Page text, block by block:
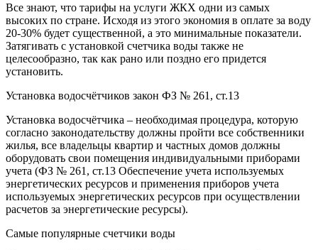
Все знают, что тарифы на услуги ЖКХ одни из самых
высоких по стране. Исходя из этого экономия в оплате за воду
20-30% будет существенной, а это минимальные показатели.
Затягивать с установкой счетчика воды также не
целесообразно, так как рано или поздно его придется
установить.
Установка водосчётчиков закон ФЗ № 261, ст.13
Установка водосчётчика – необходимая процедура, которую
согласно законодательству должны пройти все собственники
жилья, все владельцы квартир и частных домов должны
оборудовать свои помещения индивидуальными приборами
учета (ФЗ № 261, ст.13 Обеспечение учета используемых
энергетических ресурсов и применения приборов учета
используемых энергетических ресурсов при осуществлении
расчетов за энергетические ресурсы).
Самые популярные счетчики воды